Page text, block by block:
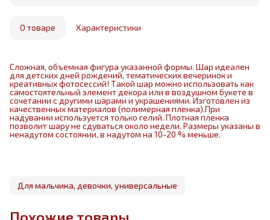
маркетплейса
О товаре Характеристики
Сложная, объемная фигура указанной формы. Шар идеален
для детских дней рождений, тематических вечеринок и
креативных фотосессий! Такой шар можно использовать как
самостоятельный элемент декора или в воздушном букете в
сочетании с другими шарами и украшениями. Изготовлен из
качественных материалов (полимерная пленка).При
надувании используется только гелий. Плотная пленка
позволит шару не сдуваться около недели. Размеры указаны в
ненадутом состоянии, в надутом на 10-20 % меньше.
Для мальчика, девочки, универсальные